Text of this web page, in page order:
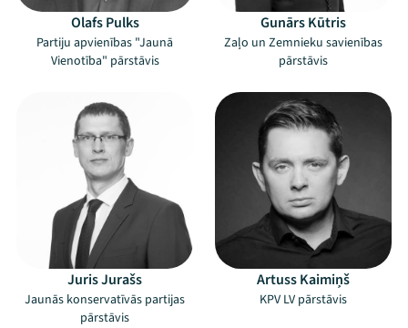
Olafs Pulks
Partiju apvienības "Jaunā
Vienotība" pārstāvis
Gunārs Kūtris
Zaļo un Zemnieku savienības
pārstāvis
Juris Jurašs
Jaunās konservatīvās partijas
pārstāvis
Artuss Kaimiņš
KPV LV pārstāvis